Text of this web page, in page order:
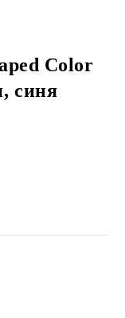
Color
синя